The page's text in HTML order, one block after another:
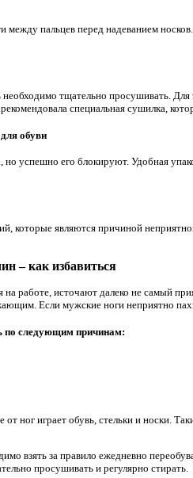
пальцев перед надеванием
тщательно просушивать. Для
специальная сушилка,
обуви
успешно его блокируют. Удобная
которые являются причиной
– как избавиться
работе, источают далеко не самый
Если мужские ноги неприятно
по следующим причинам:
от ног играет обувь, стельки и носки.
взять за правило ежедневно
просушивать и регулярно стирать.